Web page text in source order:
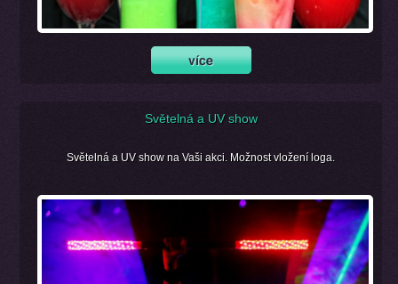
Světelná a UV show
Světelná a UV show na Vaši akci. Možnost vložení loga.